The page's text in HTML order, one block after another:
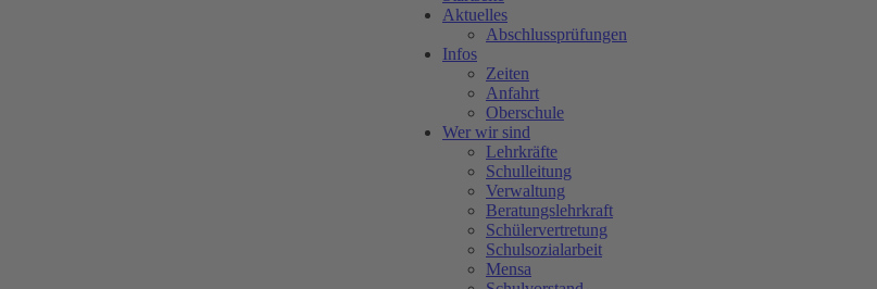
Aktuelles
Abschlussprüfungen
Infos
Zeiten
Anfahrt
Oberschule
Wer wir sind
Lehrkräfte
Schulleitung
Verwaltung
Beratungslehrkraft
Schülervertretung
Schulsozialarbeit
Mensa